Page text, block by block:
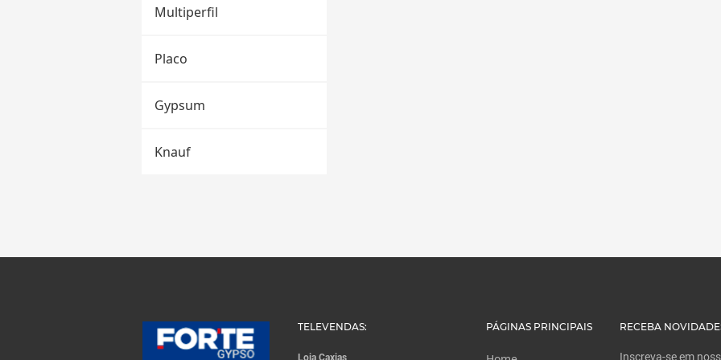
Multiperfil
Placo
Gypsum
Knauf
TELEVENDAS:
Loja Caxias
PÁGINAS PRINCIPAIS RECEBA
Inscreva-se em